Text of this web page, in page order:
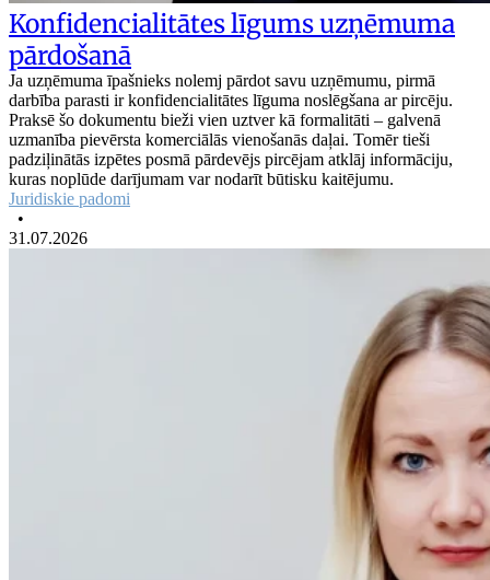
Konfidencialitātes līgums uzņēmuma
pārdošanā
Ja uzņēmuma īpašnieks nolemj pārdot savu uzņēmumu, pirmā
darbība parasti ir konfidencialitātes līguma noslēgšana ar pircēju.
Praksē šo dokumentu bieži vien uztver kā formalitāti – galvenā
uzmanība pievērsta komerciālās vienošanās daļai. Tomēr tieši
padziļinātās izpētes posmā pārdevējs pircējam atklāj informāciju,
kuras noplūde darījumam var nodarīt būtisku kaitējumu.
Juridiskie padomi
•
31.07.2026